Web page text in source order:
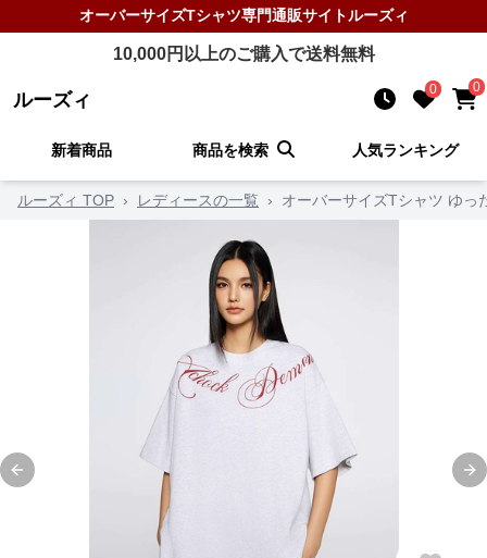
オーバーサイズTシャツ専門通販サイトルーズィ
10,000円以上のご購入で送料無料
ルーズィ 0 0
新着商品 商品を検索 人気ランキング
ルーズィ TOP › レディースの一覧 › オーバーサイズTシャツ ゆっ
Previous slide